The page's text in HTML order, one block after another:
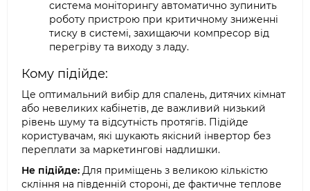
система моніторингу автоматично зупинить
роботу пристрою при критичному зниженні
тиску в системі, захищаючи компресор від
перегріву та виходу з ладу.
Кому підійде:
Це оптимальний вибір для спалень, дитячих кімнат
або невеликих кабінетів, де важливий низький
рівень шуму та відсутність протягів. Підійде
користувачам, які шукають якісний інвертор без
переплати за маркетингові надлишки.
Не підійде: Для приміщень з великою кількістю
скління на південній стороні, де фактичне теплове